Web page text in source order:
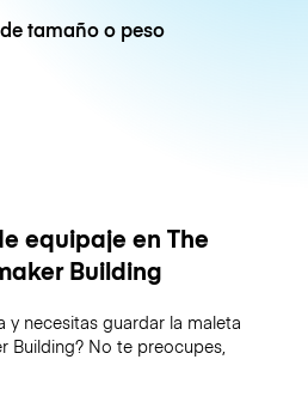
tamaño o peso
equipaje en The
Building
y necesitas guardar la maleta
Building? No te preocupes,